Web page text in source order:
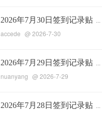
2026年7月30日签到记录贴 ...
accede @ 2026-7-30
2026年7月29日签到记录贴 ...
nuanyang @ 2026-7-29
2026年7月28日签到记录贴 ...